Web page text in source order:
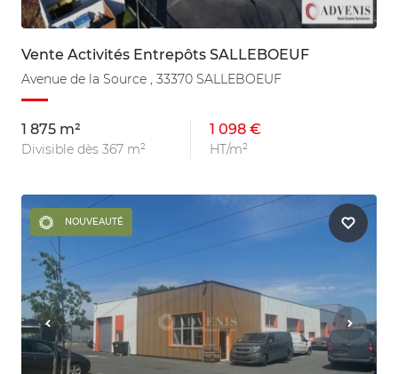
Vente Activités Entrepôts SALLEBOEUF
Avenue de la Source , 33370 SALLEBOEUF
1 875 m²
Divisible dès 367 m²
1 098 €
HT/m²
NOUVEAUTÉ